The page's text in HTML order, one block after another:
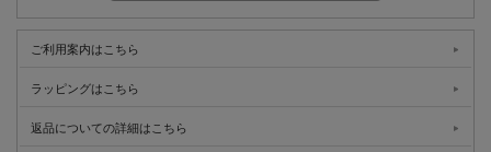
ご利用案内はこちら
ラッピングはこちら
返品についての詳細はこちら